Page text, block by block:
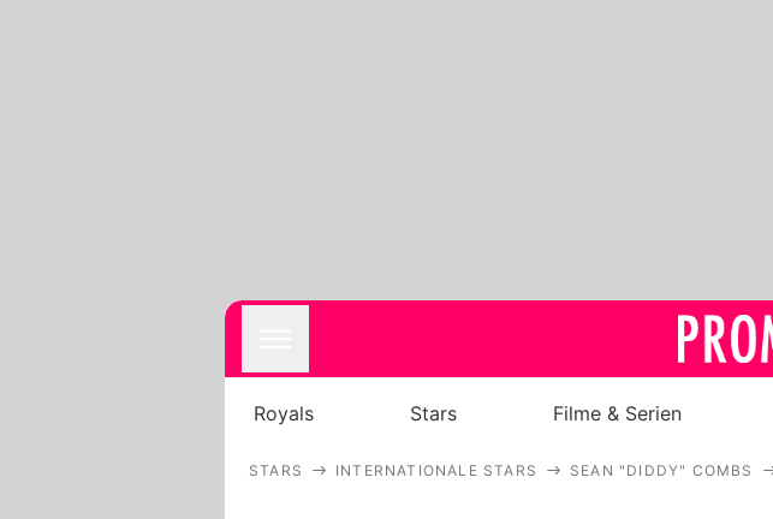
Royals Stars Filme & Serien
STARS INTERNATIONALE STARS SEAN "DIDDY" COMBS